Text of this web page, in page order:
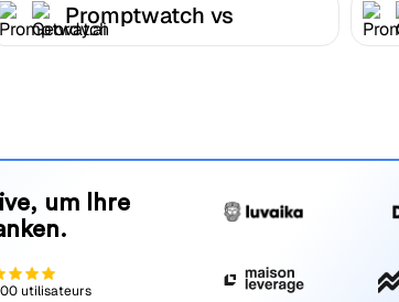
Promptwatch vs
Geordy.ai
um Ihre
utilisateurs